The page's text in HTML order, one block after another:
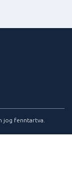
jog fenntartva.